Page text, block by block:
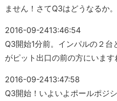
ません！さてQ3はどうなるか
2016-09-2413:46:54
Q3開始1分前。インパルの２台
がピット出口の前の方にいま
2016-09-2413:47:58
Q3開始！いよいよポールポジ